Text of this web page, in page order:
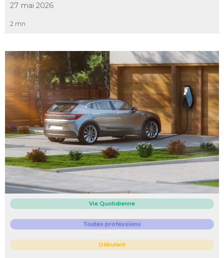
27 mai 2026
2 mn
Vie Quotidienne
Toutes professions
Débutant